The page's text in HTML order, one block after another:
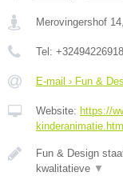
Merovingershof 14
Tel: +32494226918
E-mail › Fun &
Website: https://
Fun & Design
kwalitatieve ▼